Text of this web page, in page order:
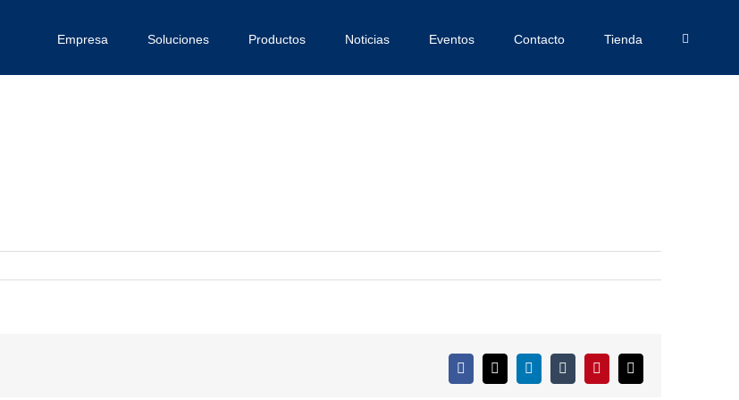
Empresa Soluciones Productos Noticias Eventos Contacto Tienda
Facebook
X LinkedInTumblrPinterestCorreo
electrónico